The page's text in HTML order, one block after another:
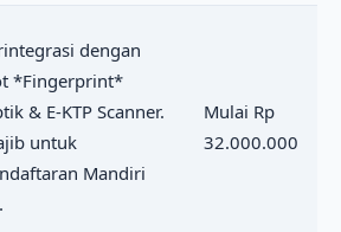
dengan
*Fingerprint*
& E-KTP Scanner.
untuk
Mandiri
Mulai Rp
32.000.000